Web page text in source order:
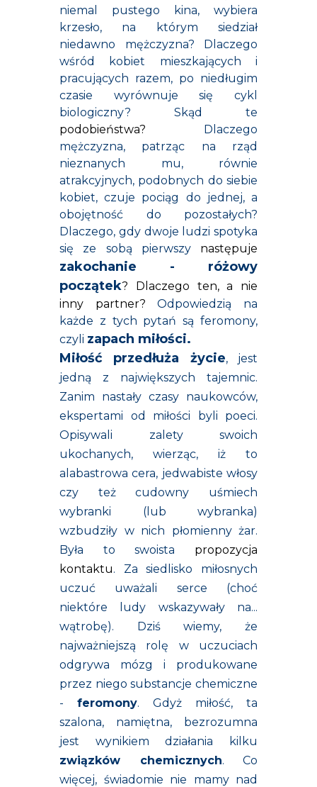
niemal pustego kina, wybiera
krzesło, na którym siedział
niedawno mężczyzna? Dlaczego
wśród kobiet mieszkających i
pracujących razem, po niedługim
czasie wyrównuje się cykl
biologiczny? Skąd te
podobieństwa? Dlaczego
mężczyzna, patrząc na rząd
nieznanych mu, równie
atrakcyjnych, podobnych do siebie
kobiet, czuje pociąg do jednej, a
obojętność do pozostałych?
Dlaczego, gdy dwoje ludzi spotyka
się ze sobą pierwszy następuje
zakochanie - różowy
początek? Dlaczego ten, a nie
inny partner?Odpowiedzią na
każde z tych pytań są feromony,
czyli zapach miłości.
Miłość przedłuża życie, jest
jedną z największych tajemnic.
Zanim nastały czasy naukowców,
ekspertami od miłości byli poeci.
Opisywali zalety swoich
ukochanych, wierząc, iż to
alabastrowa cera, jedwabiste włosy
czy też cudowny uśmiech
wybranki (lub wybranka)
wzbudziły w nich płomienny żar.
Była to swoista propozycja
kontaktu. Za siedlisko miłosnych
uczuć uważali serce (choć
niektóre ludy wskazywały na...
wątrobę). Dziś wiemy, że
najważniejszą rolę w uczuciach
odgrywa mózg i produkowane
przez niego substancje chemiczne
- feromony. Gdyż miłość, ta
szalona, namiętna, bezrozumna
jest wynikiem działania kilku
związków chemicznych. Co
więcej, świadomie nie mamy nad